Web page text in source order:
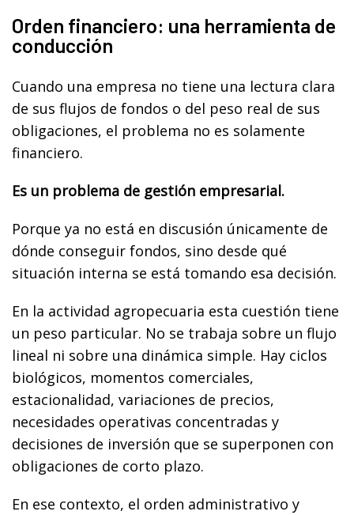
Orden financiero: una herramienta de
conducción
Cuando una empresa no tiene una lectura clara
de sus flujos de fondos o del peso real de sus
obligaciones, el problema no es solamente
financiero.
Es un problema de gestión empresarial.
Porque ya no está en discusión únicamente de
dónde conseguir fondos, sino desde qué
situación interna se está tomando esa decisión.
En la actividad agropecuaria esta cuestión tiene
un peso particular. No se trabaja sobre un flujo
lineal ni sobre una dinámica simple. Hay ciclos
biológicos, momentos comerciales,
estacionalidad, variaciones de precios,
necesidades operativas concentradas y
decisiones de inversión que se superponen con
obligaciones de corto plazo.
En ese contexto, el orden administrativo y